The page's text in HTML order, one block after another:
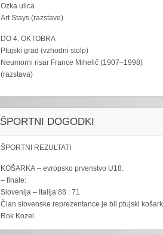
Ozka ulica
Art Stays (razstave)
DO 4. OKTOBRA
Ptujski grad (vzhodni stolp)
Neumorni risar France Mihelič (1907–1998)
(razstava)
ŠPORTNI DOGODKI
ŠPORTNI REZULTATI
KOŠARKA – evropsko prvenstvo U18:
– finale:
Slovenija – Italija 88 : 71
Član slovenske reprezentance je bil ptujski
Rok Kozel.